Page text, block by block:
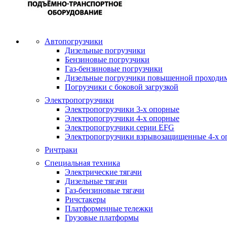
Автопогрузчики
Дизельные погрузчики
Бензиновые погрузчики
Газ-бензиновые погрузчики
Дизельные погрузчики повышенной
Погрузчики с боковой загрузкой
Электропогрузчики
Электропогрузчики 3-х опорные
Электропогрузчики 4-х опорные
Электропогрузчики серии EFG
Электропогрузчики взрывозащищенные 4-х
Ричтраки
Специальная техника
Электрические тягачи
Дизельные тягачи
Газ-бензиновые тягачи
Ричстакеры
Платформенные тележки
Грузовые платформы